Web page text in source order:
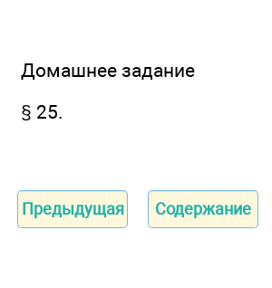
Домашнее задание
§ 25.
Предыдущая Содержание